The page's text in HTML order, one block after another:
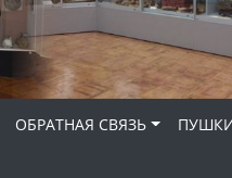
ОБРАТНАЯ СВЯЗЬ